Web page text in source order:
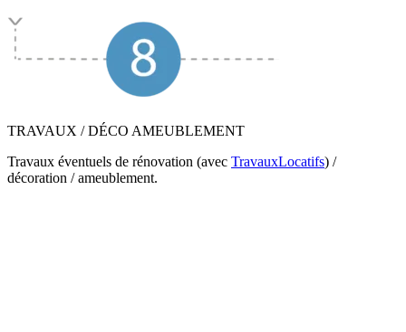
TRAVAUX / DÉCO AMEUBLEMENT
Travaux éventuels de rénovation (avec TravauxLocatifs) /
décoration / ameublement.